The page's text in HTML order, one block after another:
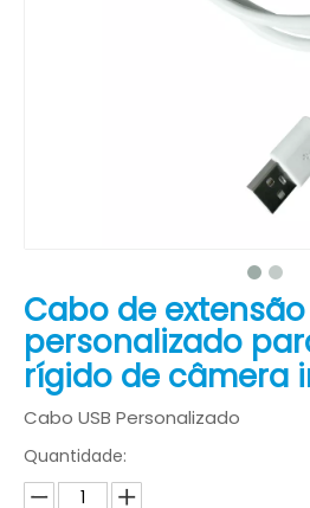
Cabo de extensão
personalizado
rígido de câmera
Cabo USB Personalizado
Quantidade: